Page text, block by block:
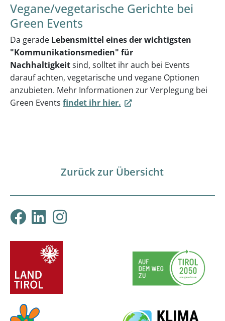
Vegane/vegetarische Gerichte bei
Green Events
Da gerade Lebensmittel eines der wichtigsten
"Kommunikationsmedien" für
Nachhaltigkeitsind, solltet ihr auch bei Events
darauf achten, vegetarische und vegane Optionen
anzubieten. Mehr Informationen zur Verplegung bei
Green Events findet ihr hier.
Zurück zur Übersicht
Klimabündnis Tirol auf
Klimabündnis Tirol auf
ProjektpartnerInnen